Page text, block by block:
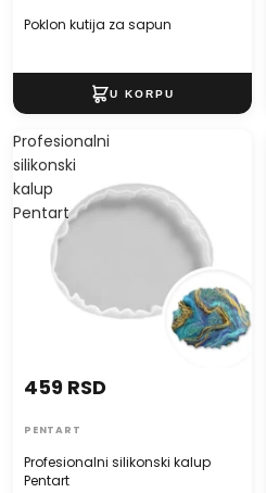
Poklon kutija za sapun
Profesionalni
silikonski
kalup
Pentart
Profesionalni silikonski kalup
Pentart
459 RSD
PENTART